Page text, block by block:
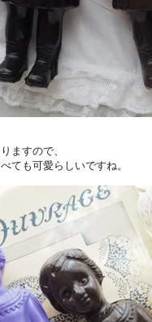
ますので、
ても可愛らしいですね。